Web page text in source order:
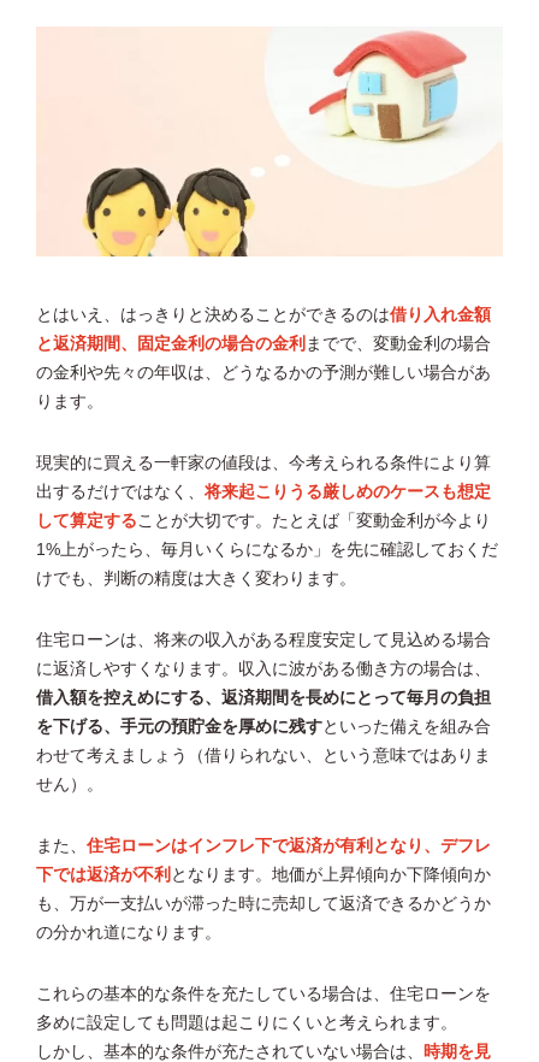
とはいえ、はっきりと決めることができるのは借り入れ金額
と返済期間、固定金利の場合の金利 までで、変動金利の場合
の金利や先々の年収は、どうなるかの予測が難しい場合があ
ります。
現実的に買える一軒家の値段は、今考えられる条件により算
出するだけではなく、 将来起こりうる厳しめのケースも想定
して算定する ことが大切です。たとえば「変動金利が今より
1%上がったら、毎月いくらになるか」を先に確認しておくだ
けでも、判断の精度は大きく変わります。
住宅ローンは、将来の収入がある程度安定して見込める場合
に返済しやすくなります。収入に波がある働き方の場合は、
借入額を控えめにする、返済期間を長めにとって毎月の負担
を下げる、手元の預貯金を厚めに残すといった備えを組み合
わせて考えましょう（借りられない、という意味ではありま
せん）。
また、 住宅ローンはインフレ下で返済が有利となり、デフレ
下では返済が不利 となります。地価が上昇傾向か下降傾向か
も、万が一支払いが滞った時に売却して返済できるかどうか
の分かれ道になります。
これらの基本的な条件を充たしている場合は、住宅ローンを
多めに設定しても問題は起こりにくいと考えられます。
しかし、基本的な条件が充たされていない場合は、 時期を見